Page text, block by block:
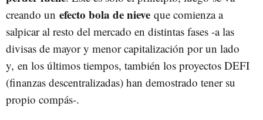
creando un efecto bola de nieve que comienza a
salpicar al resto del mercado en distintas fases -a las
divisas de mayor y menor capitalización por un lado
y, en los últimos tiempos, también los proyectos DEFI
(finanzas descentralizadas) han demostrado tener su
propio compás-.